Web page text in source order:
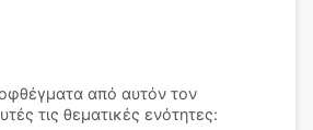
από αυτόν τον
τις θεματικές ενότητες: